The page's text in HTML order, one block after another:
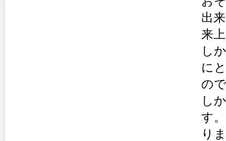
出
来
し
に
の
し
す
り